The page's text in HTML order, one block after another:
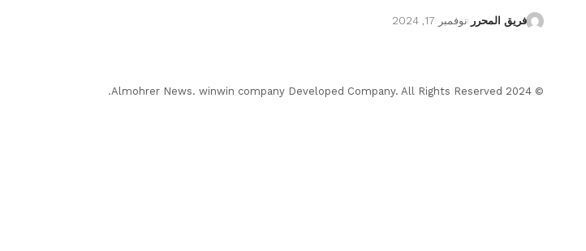
فريق المحرر نوفمبر 17, 2024
© 2024 Almohrer News. winwin company Developed Company. All Rights Reserved.